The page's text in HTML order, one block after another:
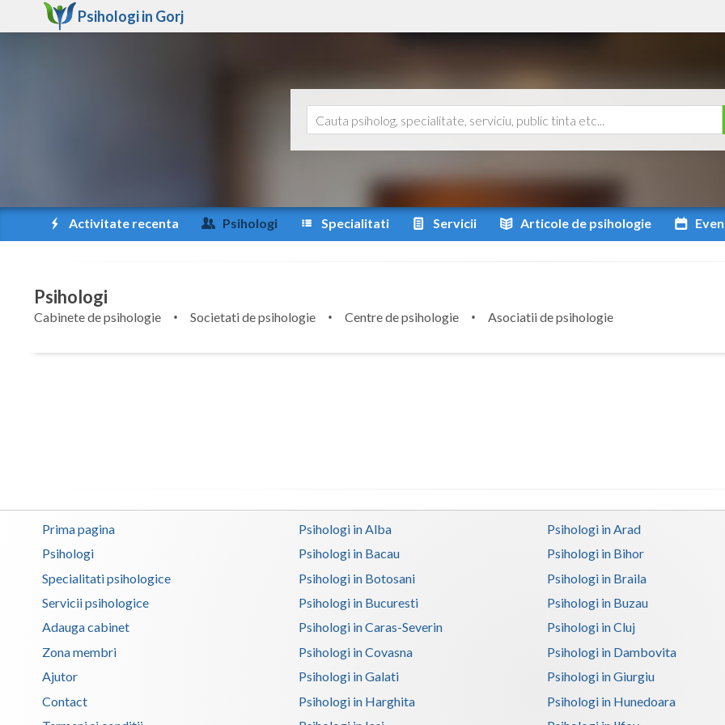
Psihologi in Gorj
Activitate recenta Psihologi Specialitati Servicii Articole de psihologie
Psihologi
Cabinete de psihologie Societati de psihologie Centre de psihologie
Asociatii de psihologie
Prima pagina
Psihologi
Specialitati psihologice
Servicii psihologice
Adauga cabinet
Zona membri
Ajutor
Contact
Psihologi in Alba Psihologi in Arad
Psihologi in Bacau
Psihologi in Bihor
Psihologi in Botosani
Psihologi in Braila
Psihologi in Bucuresti
Psihologi in Buzau
Psihologi in Caras-Severin
Psihologi in Cluj
Psihologi in Covasna
Psihologi in Dambovita
Psihologi in Galati
Psihologi in Giurgiu
Psihologi in Harghita
Psihologi in Hunedoara